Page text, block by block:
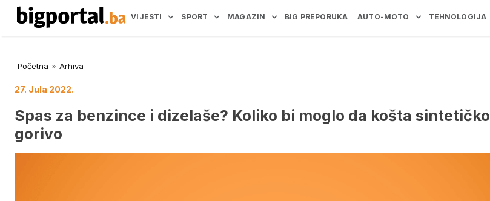
VIJESTI SPORT MAGAZIN BIG PREPORUKA AUTO-MOTO TEHNOLOGIJA
Početna » Arhiva
27. Jula 2022.
Spas za benzince i dizelaše? Koliko bi moglo da košta sintetičko
gorivo